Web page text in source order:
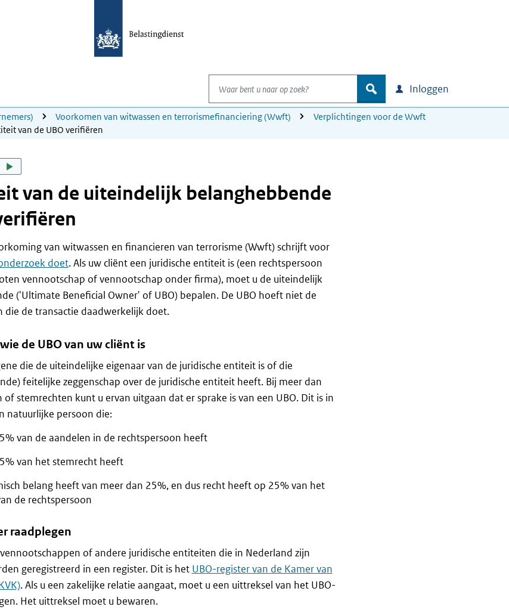
Waar bent u naar op zoek?
zoek Inloggen
Voorkomen van witwassen en terrorismefinanciering (Wwft)
Verplichtingen voor de Wwft
van de UBO verifiëren
van de uiteindelijk belanghebbende
van witwassen en financieren van terrorisme (Wwft) schrijft voor
doet. Als uw cliënt een juridische entiteit is (een rechtspersoon
vennootschap of vennootschap onder firma), moet u de uiteindelijk
('Ultimate Beneficial Owner' of UBO) bepalen. De UBO hoeft niet de
die de transactie daadwerkelijk doet.
de UBO van uw cliënt is
die de uiteindelijke eigenaar van de juridische entiteit is of die
feitelijke zeggenschap over de juridische entiteit heeft. Bij meer dan
of stemrechten kunt u ervan uitgaan dat er sprake is van een UBO. Dit is in
natuurlijke persoon die:
van de aandelen in de rechtspersoon heeft
van het stemrecht heeft
belang heeft van meer dan 25%, en dus recht heeft op 25% van het
de rechtspersoon
raadplegen
vennootschappen of andere juridische entiteiten die in Nederland zijn
geregistreerd in een register. Dit is het UBO-register van de Kamer van
. Als u een zakelijke relatie aangaat, moet u een uittreksel van het UBO-
Het uittreksel moet u bewaren.